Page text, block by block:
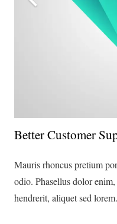
Better Customer
Mauris rhoncus pretium
odio. Phasellus dolor
hendrerit, aliquet sed lorem.